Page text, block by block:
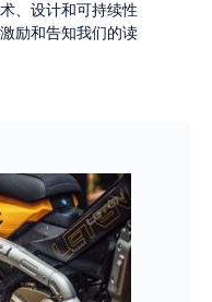
、设计和可持续性
励和告知我们的读